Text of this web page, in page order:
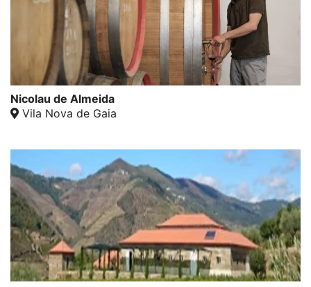
Nicolau de Almeida
Vila Nova de Gaia